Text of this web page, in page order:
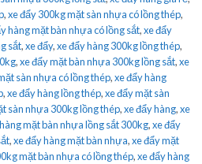
,xe đẩy 300kg mặt sàn nhựa có lồng thép,
hàng mặt bàn nhựa có lồng sắt,xe đẩy
sắt,xe đẩy,xe đẩy hàng 300kg lồng thép,
,xe đẩy mặt bàn nhựa 300kg lồng sắt,xe
sàn nhựa có lồng thép,xe đẩy hàng
,xe đẩy hàng lồng thép,xe đẩy mặt sàn
sàn nhựa 300kg lồng thép,xe đẩy hàng,xe
mặt bàn nhựa lồng sắt 300kg,xe đẩy
,xe đẩy hàng mặt bàn nhựa,xe đẩy mặt
mặt bàn nhựa có lồng thép,xe đẩy hàng